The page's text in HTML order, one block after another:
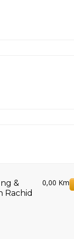
0,00 Km
&
Rachid